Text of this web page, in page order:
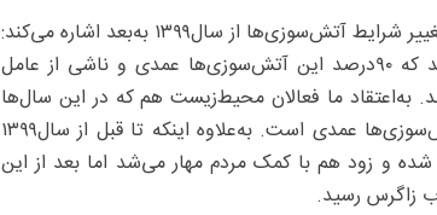
به‌گزارش ایلنا، رییس هیات‌مدیره گنجه پشتیبان زیست‌بوم ایران به‌تغییر شرایط آتش‌سوزی‌ها از سال۱۳۹۹ به‌بعد اشاره می‌کند:
از این سال به‌بعد به‌تدریج مسوولان نهادهای مربوطه متوجه شدند که ۹۰‌درصد این آتش‌سوزی‌ها عمدی و ناشی از عامل
به‌اعتقاد ما فعالان محیط‌زیست هم که در این سال‌ها
درگیر خاموش‌کردن آتش زاگرس بودیم واقعا بیشتر از ۹۰‌درصد آتش‌سوزی‌ها عمدی است. به‌علاوه اینکه تا قبل از سال۱۳۹۹
و زود هم با کمک مردم مهار می‌شد اما بعد از این
زاگرس رسید.